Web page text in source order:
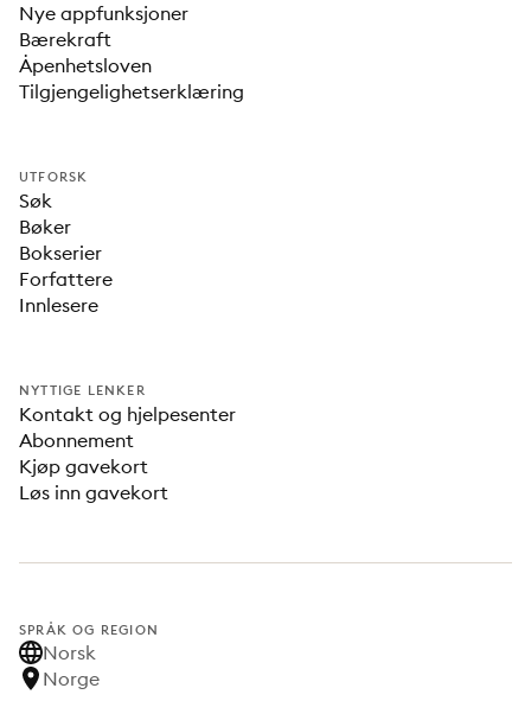
Nye appfunksjoner
Bærekraft
Åpenhetsloven
Tilgjengelighetserklæring
UTFORSK
Søk
Bøker
Bokserier
Forfattere
Innlesere
NYTTIGE LENKER
Kontakt og hjelpesenter
Abonnement
Kjøp gavekort
Løs inn gavekort
SPRÅK OG REGION
Norsk
Norge